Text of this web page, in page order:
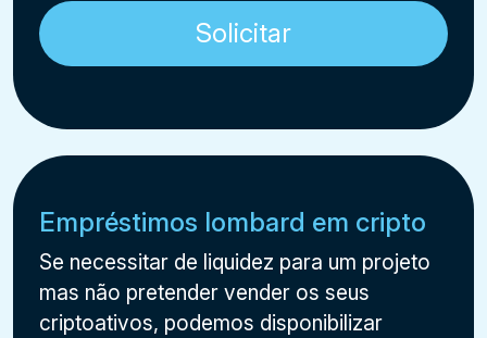
Solicitar
Empréstimos lombard em cripto
Se necessitar de liquidez para um projeto
mas não pretender vender os seus
criptoativos, podemos disponibilizar